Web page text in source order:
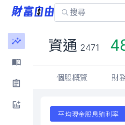
資通 2471
個股概覽 財
平均現金股息殖利率